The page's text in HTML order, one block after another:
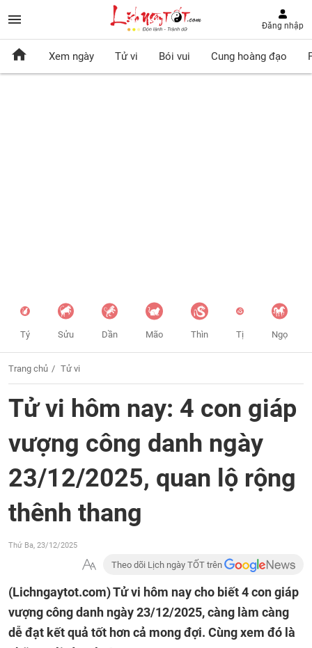
Đăng nhập
Xem ngày Tử vi Bói vui Cung hoàng đạo
Tý Sửu Dần Mão Thìn Tị Ngọ
Trang chủ Tử vi
Tử vi hôm nay: 4 con giáp
vượng công danh ngày
23/12/2025, quan lộ rộng
thênh thang
Thứ Ba, 23/12/2025
Theo dõi Lịch ngày TỐT trên
(Lichngaytot.com)Tử vi hôm nay cho biết 4 con giáp
vượng công danh ngày 23/12/2025, càng làm càng
dễ đạt kết quả tốt hơn cả mong đợi. Cùng xem đó là